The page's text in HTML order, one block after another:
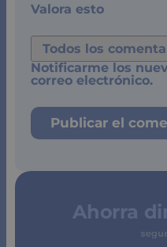
Valora esto
Notificarme los
correo electrónico.
Ahorra